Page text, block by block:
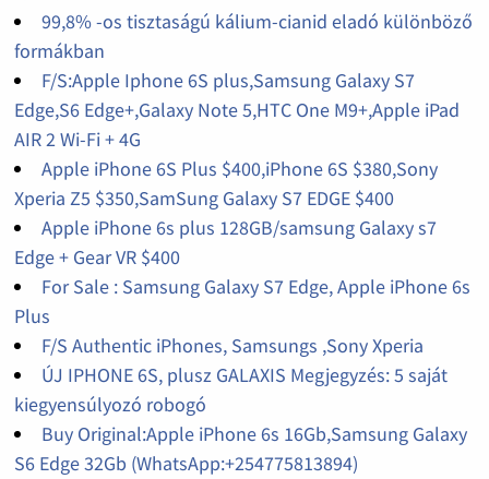
99,8% -os tisztaságú kálium-cianid eladó különböző
formákban
F/S:Apple Iphone 6S plus,Samsung Galaxy S7
Edge,S6 Edge+,Galaxy Note 5,HTC One M9+,Apple iPad
AIR 2 Wi-Fi + 4G
Apple iPhone 6S Plus $400,iPhone 6S $380,Sony
Xperia Z5 $350,SamSung Galaxy S7 EDGE $400
Apple iPhone 6s plus 128GB/samsung Galaxy s7
Edge + Gear VR $400
For Sale : Samsung Galaxy S7 Edge, Apple iPhone 6s
Plus
F/S Authentic iPhones, Samsungs ,Sony Xperia
ÚJ IPHONE 6S, plusz GALAXIS Megjegyzés: 5 saját
kiegyensúlyozó robogó
Buy Original:Apple iPhone 6s 16Gb,Samsung Galaxy
S6 Edge 32Gb (WhatsApp:+254775813894)